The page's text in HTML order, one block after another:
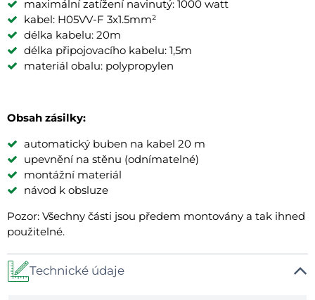
maximální zatížení navinutý: 1000 watt
kabel: H05VV-F 3x1.5mm²
délka kabelu: 20m
délka připojovacího kabelu: 1,5m
materiál obalu: polypropylen
Obsah zásilky:
automatický buben na kabel 20 m
upevnění na stěnu (odnímatelné)
montážní materiál
návod k obsluze
Pozor: Všechny části jsou předem montovány a tak ihned
použitelné.
Technické údaje